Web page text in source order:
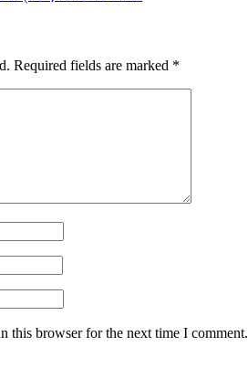
Required fields are marked *
this browser for the next time I comment.